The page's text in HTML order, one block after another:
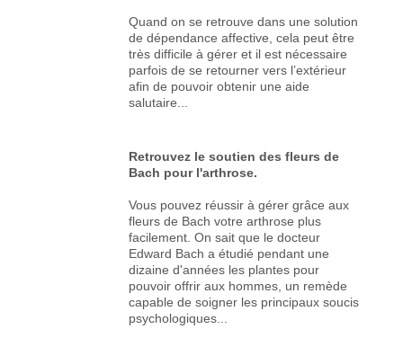
Quand on se retrouve dans une solution
de dépendance affective, cela peut être
très difficile à gérer et il est nécessaire
parfois de se retourner vers l’extérieur
afin de pouvoir obtenir une aide
salutaire...
Retrouvez le soutien des fleurs de
Bach pour l'arthrose.
Vous pouvez réussir à gérer grâce aux
fleurs de Bach votre arthrose plus
facilement. On sait que le docteur
Edward Bach a étudié pendant une
dizaine d'années les plantes pour
pouvoir offrir aux hommes, un remède
capable de soigner les principaux soucis
psychologiques...